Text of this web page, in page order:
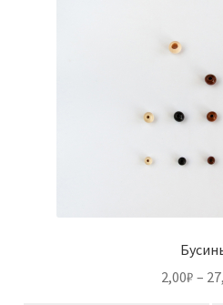
2,00₽ –